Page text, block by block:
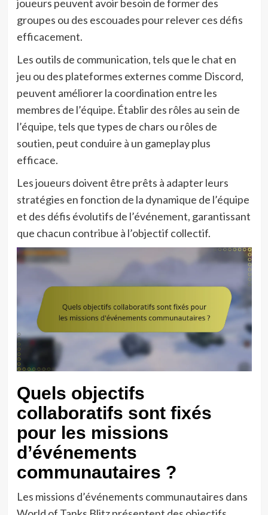
joueurs peuvent avoir besoin de former des
groupes ou des escouades pour relever ces défis
efficacement.
Les outils de communication, tels que le chat en
jeu ou des plateformes externes comme Discord,
peuvent améliorer la coordination entre les
membres de l’équipe. Établir des rôles au sein de
l’équipe, tels que types de chars ou rôles de
soutien, peut conduire à un gameplay plus
efficace.
Les joueurs doivent être prêts à adapter leurs
stratégies en fonction de la dynamique de l’équipe
et des défis évolutifs de l’événement, garantissant
que chacun contribue à l’objectif collectif.
Quels objectifs
collaboratifs sont fixés
pour les missions
d’événements
communautaires ?
Les missions d’événements communautaires dans